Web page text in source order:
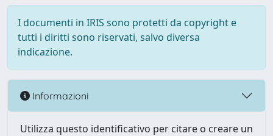
I documenti in IRIS sono protetti da copyright e
tutti i diritti sono riservati, salvo diversa
indicazione.
Informazioni
Utilizza questo identificativo per citare o creare un